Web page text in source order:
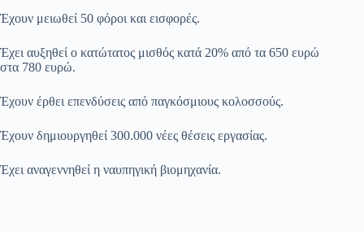
Έχουν μειωθεί 50 φόροι και εισφορές.
Έχει αυξηθεί ο κατώτατος μισθός κατά 20% από τα 650 ευρώ
στα 780 ευρώ.
Έχουν έρθει επενδύσεις από παγκόσμιους κολοσσούς.
Έχουν δημιουργηθεί 300.000 νέες θέσεις εργασίας.
Έχει αναγεννηθεί η ναυπηγική βιομηχανία.